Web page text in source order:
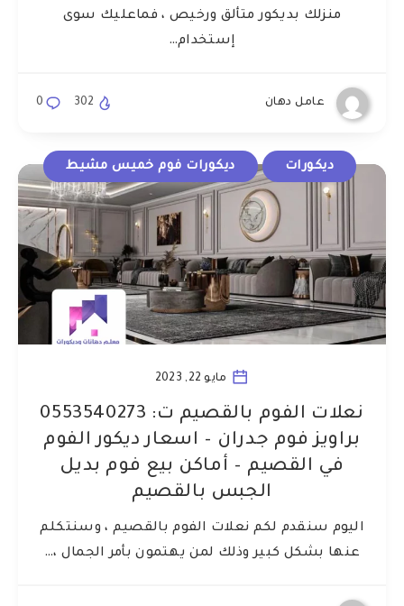
منزلك بديكور متألق ورخيص ، فماعليك سوى
إستخدام…
عامل دهان 0 302
ديكورات ديكورات فوم خميس مشيط
مايو 22, 2023
نعلات الفوم بالقصيم ت: 0553540273
براويز فوم جدران – اسعار ديكور الفوم
في القصيم – أماكن بيع فوم بديل
الجبس بالقصيم
اليوم سنقدم لكم نعلات الفوم بالقصيم ، وسنتكلم
عنها بشكل كبير وذلك لمن يهتمون بأمر الجمال ،…